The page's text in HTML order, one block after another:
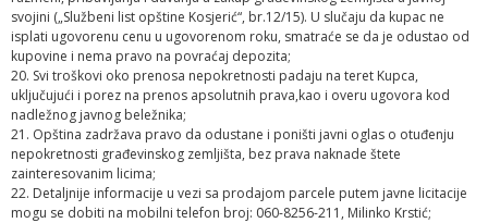
svojini („Službeni list opštine Kosjerić“, br.12/15). U slučaju da kupac ne
isplati ugovorenu cenu u ugovorenom roku, smatraće se da je odustao od
kupovine i nema pravo na povraćaj depozita;
20. Svi troškovi oko prenosa nepokretnosti padaju na teret Kupca,
uključujući i porez na prenos apsolutnih prava,kao i overu ugovora kod
nadležnog javnog beležnika;
21. Opština zadržava pravo da odustane i poništi javni oglas o otuđenju
nepokretnosti građevinskog zemljišta, bez prava naknade štete
zainteresovanim licima;
22. Detaljnije informacije u vezi sa prodajom parcele putem javne licitacije
mogu se dobiti na mobilni telefon broj: 060-8256-211, Milinko Krstić;